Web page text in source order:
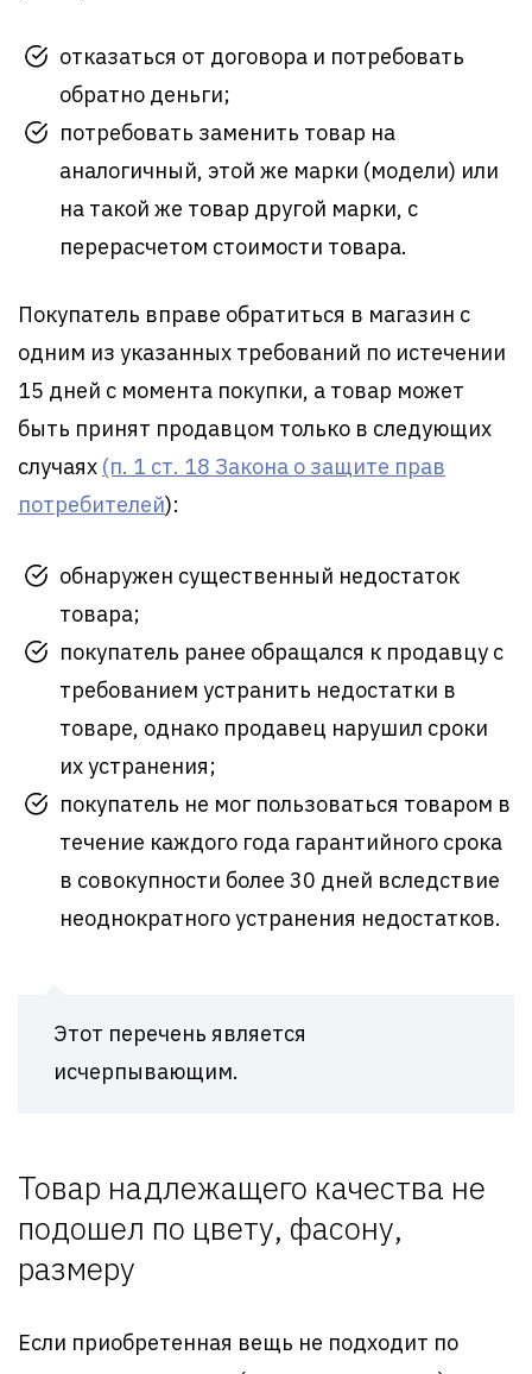
отказаться от договора и потребовать
обратно деньги;
потребовать заменить товар на
аналогичный, этой же марки (модели) или
на такой же товар другой марки, с
перерасчетом стоимости товара.
Покупатель вправе обратиться в магазин с
одним из указанных требований по истечении
15 дней с момента покупки, а товар может
быть принят продавцом только в следующих
случаях (п. 1 ст. 18 Закона о защите прав
потребителей):
обнаружен существенный недостаток
товара;
покупатель ранее обращался к продавцу с
требованием устранить недостатки в
товаре, однако продавец нарушил сроки
их устранения;
покупатель не мог пользоваться товаром в
течение каждого года гарантийного срока
в совокупности более 30 дней вследствие
неоднократного устранения недостатков.
Этот перечень является
исчерпывающим.
Товар надлежащего качества не
подошел по цвету, фасону,
размеру
Если приобретенная вещь не подходит по